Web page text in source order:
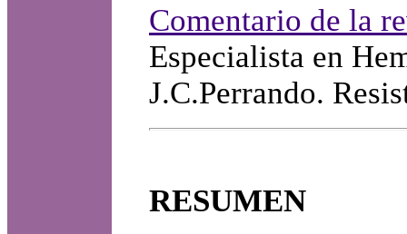
Comentario de la
Especialista en
J.C.Perrando.
RESUMEN